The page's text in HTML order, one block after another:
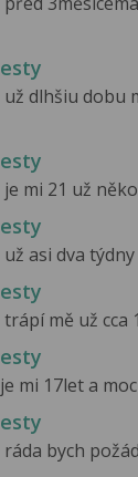
dlhšiu dobu
mi 21 už
asi dva
mě už cca
mi 17let a
bych